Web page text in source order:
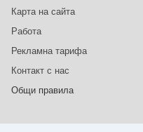
Карта на сайта
Работа
Рекламна тарифа
Контакт с нас
Общи правила